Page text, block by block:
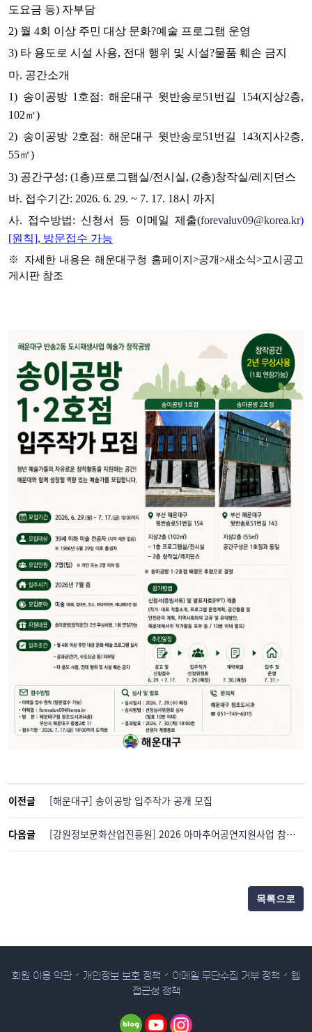
도요금 등) 자부담
2) 월 4회 이상 주민 대상 문화?예술 프로그램 운영
3) 타 용도로 시설 사용, 전대 행위 및 시설?물품 훼손 금지
마. 공간소개
1) 송이공방 1호점: 해운대구 윗반송로51번길 154(지상2층,
102㎡)
2) 송이공방 2호점: 해운대구 윗반송로51번길 143(지사2층,
55㎡)
3) 공간구성: (1층)프로그램실/전시실, (2층)창작실/레지던스
바. 접수기간: 2026. 6. 29. ~ 7. 17. 18시 까지
사. 접수방법: 신청서 등 이메일 제출(forevaluv09@korea.kr)
[원칙], 방문접수 가능
※ 자세한 내용은 해운대구청 홈페이지>공개>새소식>고시공고
게시판 참조
이전글 [해운대구] 송이공방 입주작가 공개 모집
다음글 [강원정보문화산업진흥원] 2026 아마추어공연지원사업 참가팀 모집 공고
목록으로
회원 이용 약관 개인정보 보호 정책 이메일 무단수집 거부 정책
웹
접근성 정책